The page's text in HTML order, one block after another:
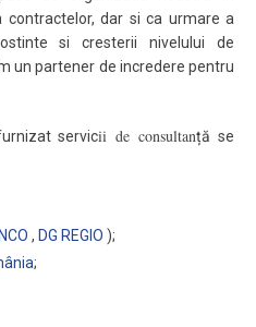
dar si ca urmare a
si cresterii nivelului de
un partener de incredere pentru
servicii de consultanță se
, DG REGIO );
;